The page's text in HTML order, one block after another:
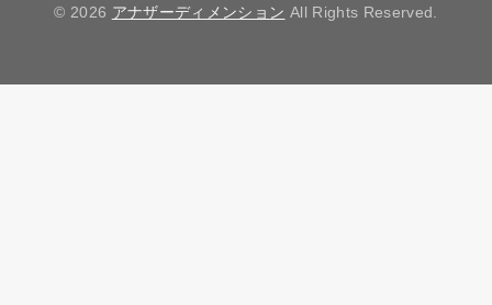
© 2026 アナザーディメンション All Rights Reserved.